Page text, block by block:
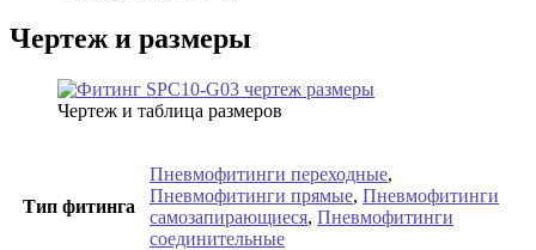
Чертеж и размеры
Чертеж и таблица размеров
Тип фитинга
Пневмофитинги переходные,
Пневмофитинги прямые, Пневмофитинги
самозапирающиеся, Пневмофитинги
соединительные